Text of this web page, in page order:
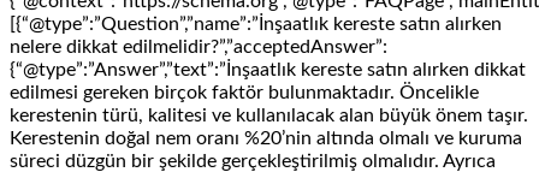
[{“@type”:”Question”,”name”:”İnşaatlık kereste satın alırken
nelere dikkat edilmelidir?”,”acceptedAnswer”:
{“@type”:”Answer”,”text”:”İnşaatlık kereste satın alırken dikkat
edilmesi gereken birçok faktör bulunmaktadır. Öncelikle
kerestenin türü, kalitesi ve kullanılacak alan büyük önem taşır.
Kerestenin doğal nem oranı %20’nin altında olmalı ve kuruma
süreci düzgün bir şekilde gerçekleştirilmiş olmalıdır. Ayrıca